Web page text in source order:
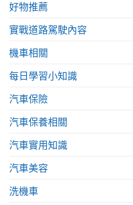
好物推薦
實戰道路駕駛內容
機車相關
每日學習小知識
汽車保險
汽車保養相關
汽車實用知識
汽車美容
洗機車